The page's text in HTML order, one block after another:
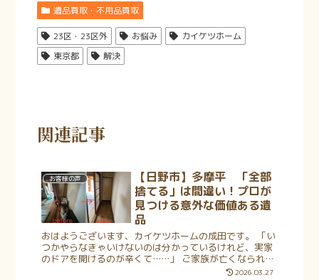
遺品買取・不用品買取
23区・23区外 お悩み
カイケツホーム
東京都
解決
関連記事
お客様の声
【日野市】多摩平 「全部
捨てる」は間違い！プロが
見つける意外な価値ある遺
品
おはようございます、カイケツホームの成田です。 「い
つかやらなきゃいけないのは分かっているけれど、実家
のドアを開けるのが辛くて……」 ご家族が亡くなられた
後、遺品整理を前にして足が止まってしまうのは当然の
2026.03.27